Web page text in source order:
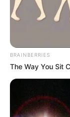
BRAINBERRIES
The Way You Sit